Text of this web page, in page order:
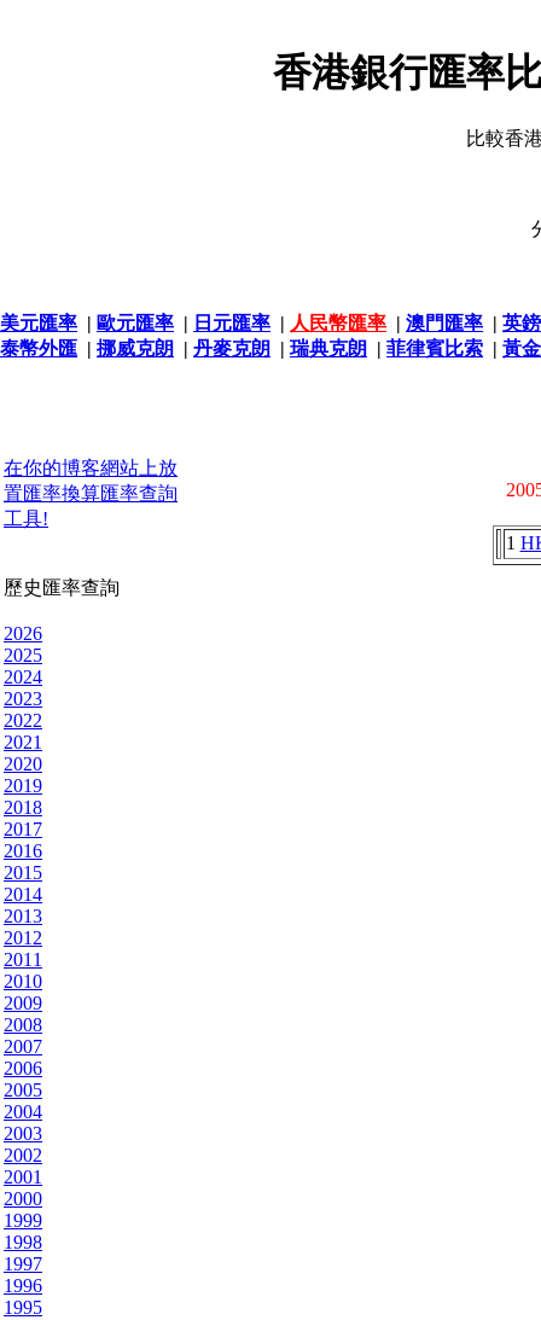
香港銀行匯率
比較香
美元匯率 | 歐元匯率 | 日元匯率 | 人民幣匯率 | 澳門匯率 | 英
泰幣外匯 | 挪威克朗 | 丹麥克朗 | 瑞典克朗 | 菲律賓比索 | 黃
在你的博客網站上放
置匯率換算匯率查詢
工具!
歷史匯率查詢
2026
2025
2024
2023
2022
2021
2020
2019
2018
2017
2016
2015
2014
2013
2012
2011
2010
2009
2008
2007
2006
2005
2004
2003
2002
2001
2000
1999
1998
1997
1996
1995
1